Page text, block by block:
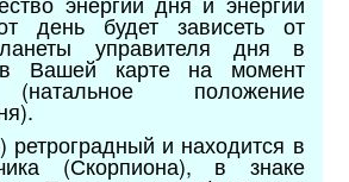
день будет зависеть от
управителя дня в
Вашей карте на момент
положение
ретроградный и находится в
(Скорпиона), в знаке